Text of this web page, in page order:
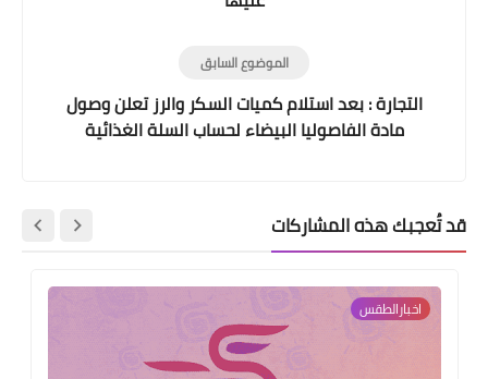
الموضوع السابق
التجارة : بعد استلام كميات السكر والرز تعلن وصول
مادة الفاصوليا البيضاء لحساب السلة الغذائية
قد تُعجبك هذه المشاركات
اخبارالطقس